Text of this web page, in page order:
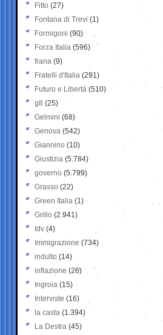
Fitto (27)
Fontana di Trevi (1)
Formigoni (90)
Forza Italia (596)
frana (9)
Fratelli d'Italia (291)
Futuro e Libertà (510)
g8 (25)
Gelmini (68)
Genova (542)
Giannino (10)
Giustizia (5.784)
governo (5.799)
Grasso (22)
Green Italia (1)
Grillo (2.941)
Idv (4)
Immigrazione (734)
indulto (14)
inflazione (26)
Ingroia (15)
Interviste (16)
la casta (1.394)
La Destra (45)